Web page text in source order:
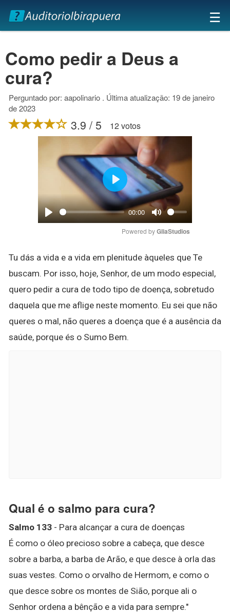
×
☰
Como pedir a Deus a
cura?
Perguntado por: aapolinario . Última atualização: 19 de janeiro
de 2023
3.9 / 5 12 votos
Play
00:00
Mute
Play
Powered by GliaStudios
Tu dás a vida e a vida em plenitude àqueles que Te
buscam. Por isso, hoje, Senhor, de um modo especial,
quero pedir a cura de todo tipo de doença, sobretudo
daquela que me aflige neste momento. Eu sei que não
queres o mal, não queres a doença que é a ausência da
saúde, porque és o Sumo Bem.
Qual é o salmo para cura?
Salmo 133 - Para alcançar a cura de doenças
É como o óleo precioso sobre a cabeça, que desce
sobre a barba, a barba de Arão, e que desce à orla das
suas vestes. Como o orvalho de Hermom, e como o
que desce sobre os montes de Sião, porque ali o
Senhor ordena a bênção e a vida para sempre."